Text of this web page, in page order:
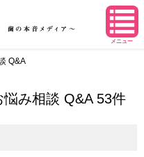
メニュー
Q&A
悩み相談 Q&A 53件